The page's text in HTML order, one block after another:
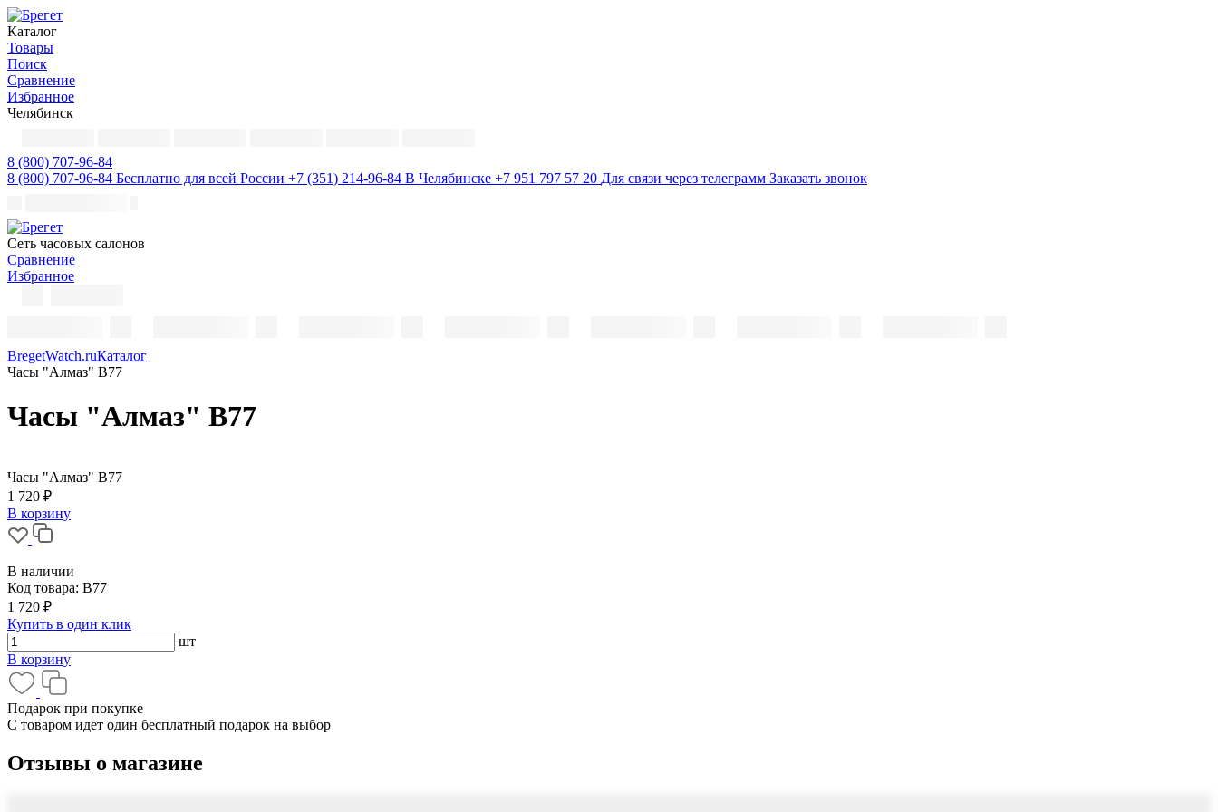
Каталог
Товары
Поиск
Сравнение
Избранное
Челябинск
8 (800) 707-96-84
8 (800) 707-96-84 Бесплатно для всей России +7 (351) 214-96-84 В Челябинске +7 951 797 57 20 Для связи через телеграмм Заказать звонок
Cеть часовых салонов
Сравнение
Избранное
BregetWatch.ruКаталог
Часы "Алмаз" В77
Часы "Алмаз" В77
Часы "Алмаз" В77
1 720 ₽
В корзину
В наличии
Код товара: В77
1 720 ₽
Купить в один клик
шт
В корзину
Подарок при покупке
С товаром идет один бесплатный подарок на выбор
Отзывы о магазине